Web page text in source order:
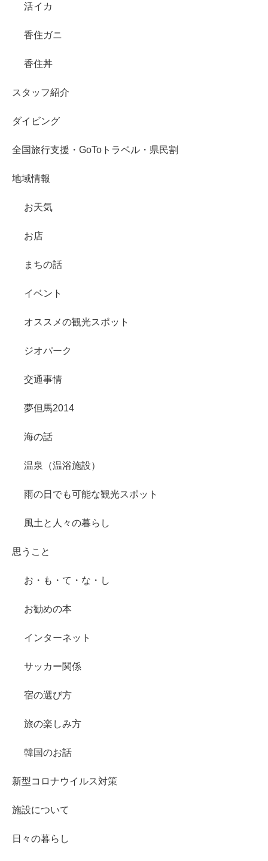
活イカ
香住ガニ
香住丼
スタッフ紹介
ダイビング
全国旅行支援・GoToトラベル・県民割
地域情報
お天気
お店
まちの話
イベント
オススメの観光スポット
ジオパーク
交通事情
夢但馬2014
海の話
温泉（温浴施設）
雨の日でも可能な観光スポット
風土と人々の暮らし
思うこと
お・も・て・な・し
お勧めの本
インターネット
サッカー関係
宿の選び方
旅の楽しみ方
韓国のお話
新型コロナウイルス対策
施設について
日々の暮らし